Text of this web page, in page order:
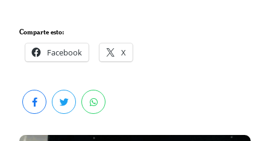
Comparte esto:
Facebook X